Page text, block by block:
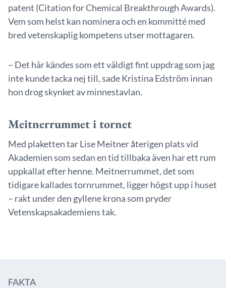
patent (Citation for Chemical Breakthrough Awards).
Vem som helst kan nominera och en kommitté med
bred vetenskaplig kompetens utser mottagaren.
– Det här kändes som ett väldigt fint uppdrag som jag
inte kunde tacka nej till, sade Kristina Edström innan
hon drog skynket av minnestavlan.
Meitnerrummet i tornet
Med plaketten tar Lise Meitner återigen plats vid
Akademien som sedan en tid tillbaka även har ett rum
uppkallat efter henne. Meitnerrummet, det som
tidigare kallades tornrummet, ligger högst upp i huset
– rakt under den gyllene krona som pryder
Vetenskapsakademiens tak.
FAKTA